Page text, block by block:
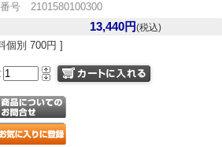
号 2101580100300
13,440円(税込)
個別 700円 ]